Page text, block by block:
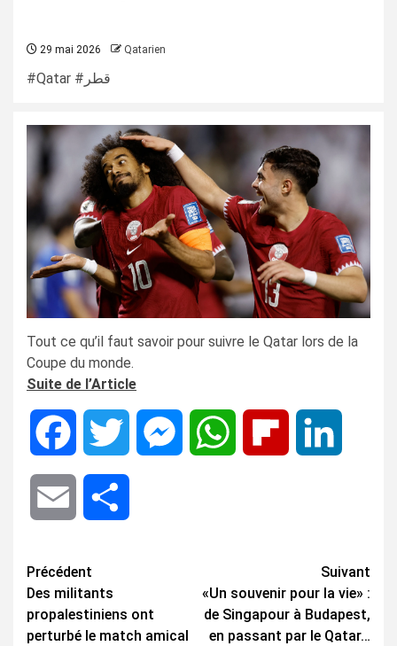
29 mai 2026 Qatarien
#Qatar #قطر
Tout ce qu’il faut savoir pour suivre le Qatar lors de la
Coupe du monde.
Suite de l’Article
Facebook Twitter MessengerWhatsApp Flipboard
Email
Navigation
d’article
Précédent
Des militants
propalestiniens ont
perturbé le match amical
Suivant
«Un souvenir pour la vie» :
de Singapour à Budapest,
en passant par le Qatar…